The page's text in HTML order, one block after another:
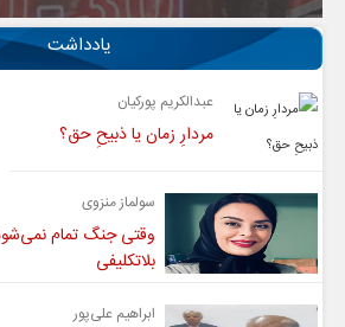
یادداشت
عبدالکریم پورکیان
مردارِ زمان یا ذبیحِ حق؟
سولماز منزوی
وقتی جنگ تمام
بلاتکلیفی
ابراهیم علی‌پور